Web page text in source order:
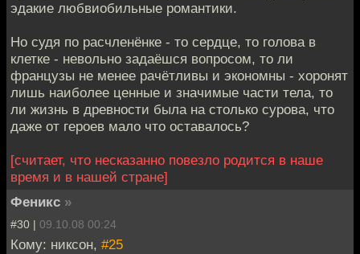
эдакие любвиобильные романтики.
Но судя по расчленёнке - то сердце, то голова в
клетке - невольно задаёшся вопросом, то ли
французы не менее рачётливы и экономны - хоронят
лишь наиболее ценные и значимые части тела, то
ли жизнь в древности была на столько сурова, что
даже от героев мало что оставалось?
[считает, что несказанно повезло родится в наше
время и в нашей стране]
Феникс »
#30 | 09.10.08 00:24
Кому: никсон, #25